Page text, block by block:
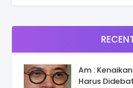
Am :
Harus